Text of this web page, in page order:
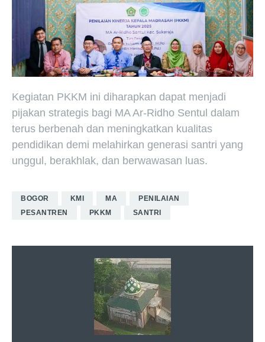
Kegiatan PKKM ini diharapkan dapat menjadi
pijakan strategis bagi MA Ar-Ridho Sentul dalam
terus berbenah dan meningkatkan kualitas
pendidikan demi melahirkan generasi santri yang
unggul, berakhlak, dan berwawasan luas.
BOGOR KMI MA
PENILAIAN
PESANTREN
PKKM SANTRI